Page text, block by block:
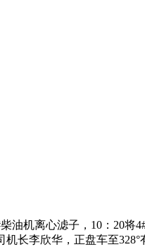
油机离心滤子，10：20
长李欣华，正盘车至